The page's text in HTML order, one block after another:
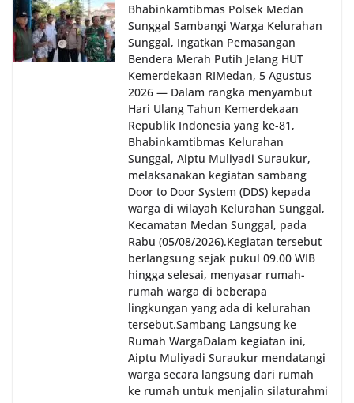
Bhabinkamtibmas Polsek Medan
Sunggal Sambangi Warga Kelurahan
Sunggal, Ingatkan Pemasangan
Bendera Merah Putih Jelang HUT
Kemerdekaan RI‎‎Medan, 5 Agustus
2026 — Dalam rangka menyambut
Hari Ulang Tahun Kemerdekaan
Republik Indonesia yang ke-81,
Bhabinkamtibmas Kelurahan
Sunggal, Aiptu Muliyadi Suraukur,
melaksanakan kegiatan sambang
Door to Door System (DDS) kepada
warga di wilayah Kelurahan Sunggal,
Kecamatan Medan Sunggal, pada
Rabu (05/08/2026).‎‎Kegiatan tersebut
berlangsung sejak pukul 09.00 WIB
hingga selesai, menyasar rumah-
rumah warga di beberapa
lingkungan yang ada di kelurahan
tersebut.‎Sambang Langsung ke
Rumah Warga‎Dalam kegiatan ini,
Aiptu Muliyadi Suraukur mendatangi
warga secara langsung dari rumah
ke rumah untuk menjalin silaturahmi